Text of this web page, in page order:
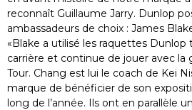
reconnaît Guillaume Jarry. Dunlop
ambassadeurs de choix : James
«Blake a utilisé les raquettes Dunlop
carrière et continue de jouer avec la
Tour. Chang est lui le coach de Kei
marque de bénéficier de son
long de l’année. Ils ont en parallèle